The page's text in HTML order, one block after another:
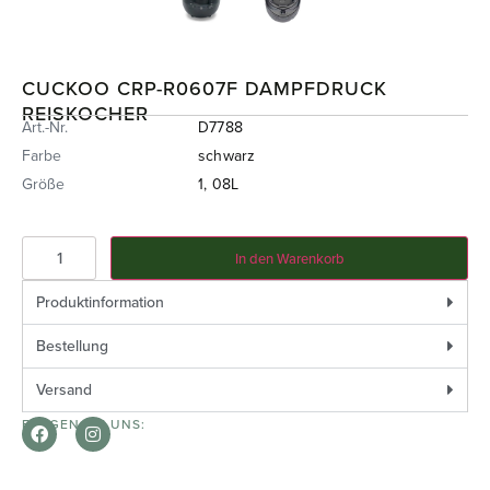
CUCKOO CRP-R0607F DAMPFDRUCK
REISKOCHER
Art.-Nr.
D7788
Farbe
schwarz
Größe
1, 08L
In den Warenkorb
Produktinformation
Bestellung
Versand
FOLGEN SIE UNS: